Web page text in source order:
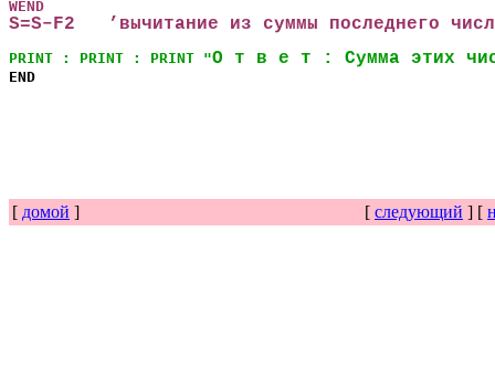
S=S–F2   ’вычитание из суммы последнего
PRINT : PRINT : PRINT "О т в е т : Сумма этих
END
[ домой ] [ следующий ] [